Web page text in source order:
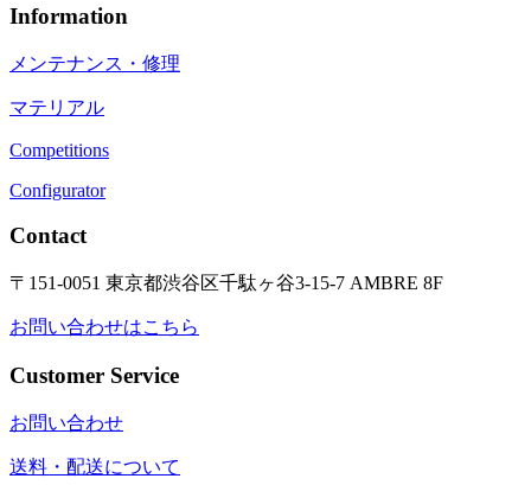
Information
メンテナンス・修理
マテリアル
Competitions
Configurator
Contact
〒151-0051 東京都渋谷区千駄ヶ谷3-15-7 AMBRE 8F
お問い合わせはこちら
Customer Service
お問い合わせ
送料・配送について